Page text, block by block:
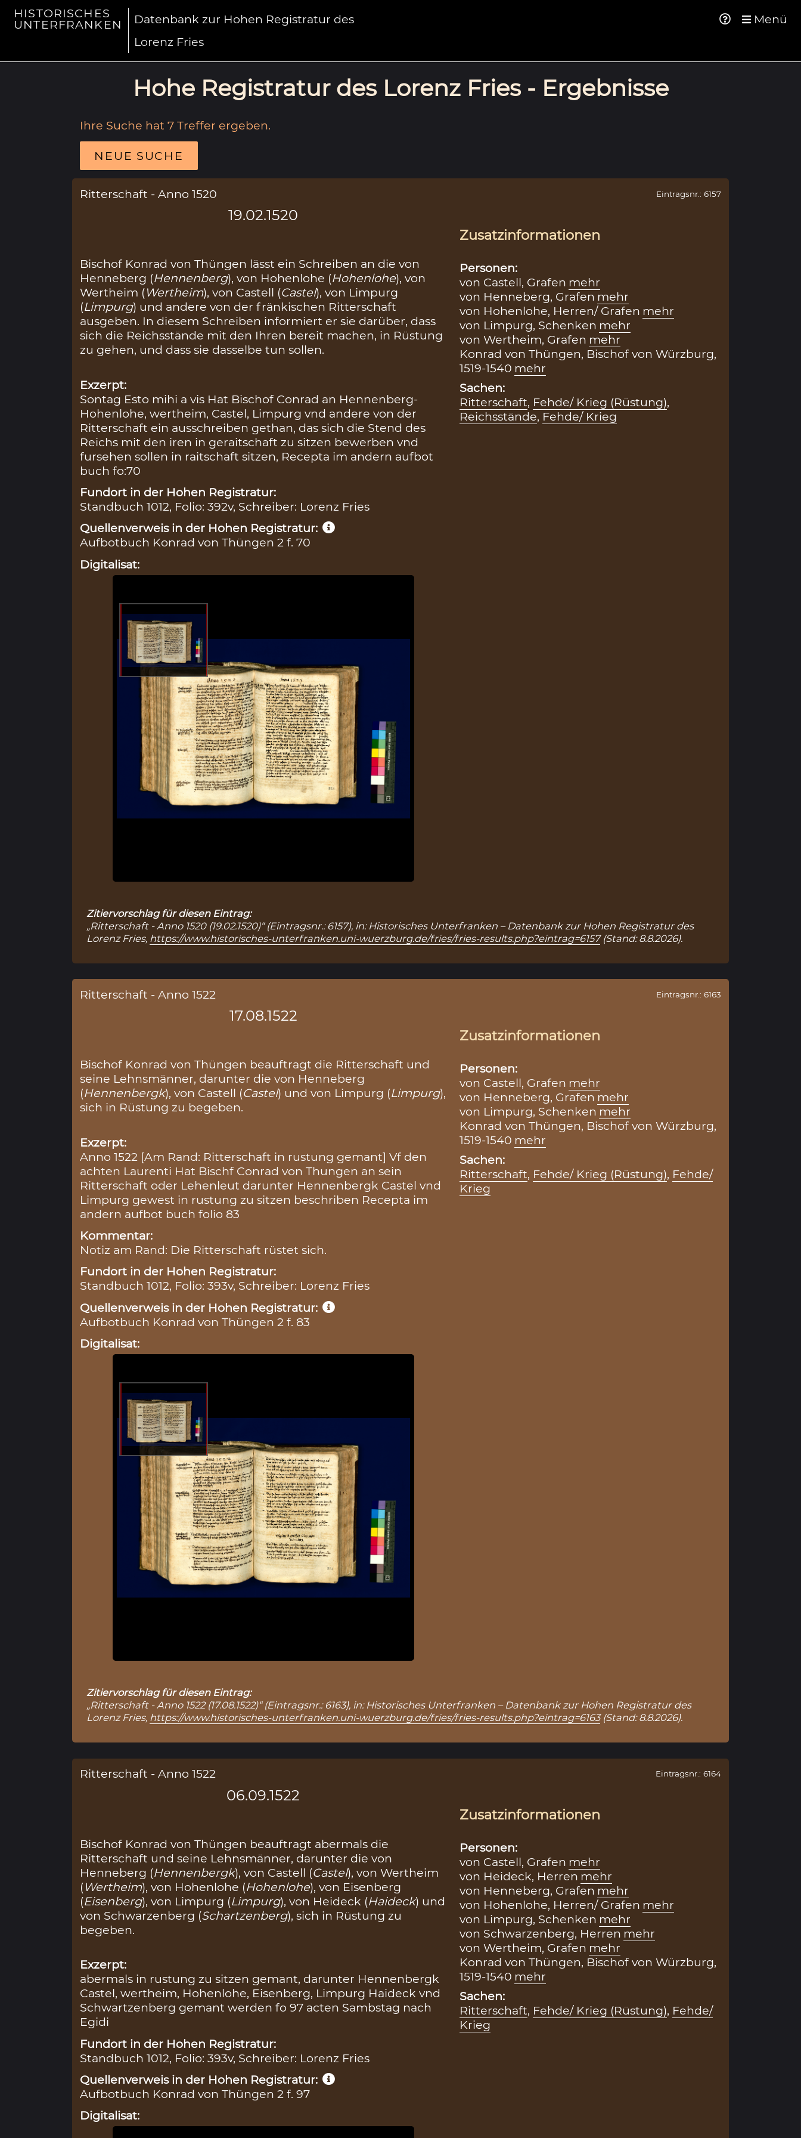
HISTORISCHES
UNTERFRANKEN
Datenbank zur Hohen Registratur des
Lorenz Fries
Menü
Hohe Registratur des Lorenz Fries - Ergebnisse
Ihre Suche hat 7 Treffer ergeben.
NEUE SUCHE
Ritterschaft - Anno 1520
19.02.1520
Bischof Konrad von Thüngen lässt ein Schreiben an die von
Henneberg (Hennenberg), von Hohenlohe (Hohenlohe), von
Wertheim (Wertheim), von Castell (Castel), von Limpurg
(Limpurg) und andere von der fränkischen Ritterschaft
ausgeben. In diesem Schreiben informiert er sie darüber, dass
sich die Reichsstände mit den Ihren bereit machen, in Rüstung
zu gehen, und dass sie dasselbe tun sollen.
Exzerpt:
Sontag Esto mihi a vis Hat Bischof Conrad an Hennenberg-
Hohenlohe, wertheim, Castel, Limpurg vnd andere von der
Ritterschaft ein ausschreiben gethan, das sich die Stend des
Reichs mit den iren in geraitschaft zu sitzen bewerben vnd
fursehen sollen in raitschaft sitzen, Recepta im andern aufbot
buch fo:70
Fundort in der Hohen Registratur:
Standbuch 1012, Folio: 392v, Schreiber: Lorenz Fries
Quellenverweis in der Hohen Registratur:
Aufbotbuch Konrad von Thüngen 2 f. 70
Digitalisat:
Eintragsnr.: 6157
Zusatzinformationen
Personen:
von Castell, Grafen mehr
von Henneberg, Grafen mehr
von Hohenlohe, Herren/ Grafen mehr
von Limpurg, Schenken mehr
von Wertheim, Grafen mehr
Konrad von Thüngen, Bischof von Würzburg,
1519-1540 mehr
Sachen:
Ritterschaft, Fehde/ Krieg (Rüstung),
Reichsstände, Fehde/ Krieg
Zitiervorschlag für diesen Eintrag:
„Ritterschaft - Anno 1520 (19.02.1520)“ (Eintragsnr.: 6157), in: Historisches Unterfranken – Datenbank zur Hohen Registratur des
Lorenz Fries, https://www.historisches-unterfranken.uni-wuerzburg.de/fries/fries-results.php?eintrag=6157(Stand: 8.8.2026).
Ritterschaft - Anno 1522
17.08.1522
Bischof Konrad von Thüngen beauftragt die Ritterschaft und
seine Lehnsmänner, darunter die von Henneberg
(Hennenbergk), von Castell (Castel) und von Limpurg (Limpurg),
sich in Rüstung zu begeben.
Exzerpt:
Anno 1522 [Am Rand: Ritterschaft in rustung gemant] Vf den
achten Laurenti Hat Bischf Conrad von Thungen an sein
Ritterschaft oder Lehenleut darunter Hennenbergk Castel vnd
Limpurg gewest in rustung zu sitzen beschriben Recepta im
andern aufbot buch folio 83
Kommentar:
Notiz am Rand: Die Ritterschaft rüstet sich.
Fundort in der Hohen Registratur:
Standbuch 1012, Folio: 393v, Schreiber: Lorenz Fries
Quellenverweis in der Hohen Registratur:
Aufbotbuch Konrad von Thüngen 2 f. 83
Digitalisat:
Eintragsnr.: 6163
Zusatzinformationen
Personen:
von Castell, Grafen mehr
von Henneberg, Grafen mehr
von Limpurg, Schenken mehr
Konrad von Thüngen, Bischof von Würzburg,
1519-1540 mehr
Sachen:
Ritterschaft, Fehde/ Krieg (Rüstung), Fehde/
Krieg
Zitiervorschlag für diesen Eintrag:
„Ritterschaft - Anno 1522 (17.08.1522)“ (Eintragsnr.: 6163), in: Historisches Unterfranken – Datenbank zur Hohen Registratur des
Lorenz Fries, https://www.historisches-unterfranken.uni-wuerzburg.de/fries/fries-results.php?eintrag=6163(Stand: 8.8.2026).
Ritterschaft - Anno 1522
06.09.1522
Bischof Konrad von Thüngen beauftragt abermals die
Ritterschaft und seine Lehnsmänner, darunter die von
Henneberg (Hennenbergk), von Castell (Castel), von Wertheim
(Wertheim), von Hohenlohe (Hohenlohe), von Eisenberg
(Eisenberg), von Limpurg (Limpurg), von Heideck (Haideck) und
von Schwarzenberg (Schartzenberg), sich in Rüstung zu
begeben.
Exzerpt:
abermals in rustung zu sitzen gemant, darunter Hennenbergk
Castel, wertheim, Hohenlohe, Eisenberg, Limpurg Haideck vnd
Schwartzenberg gemant werden fo 97 acten Sambstag nach
Egidi
Fundort in der Hohen Registratur:
Standbuch 1012, Folio: 393v, Schreiber: Lorenz Fries
Quellenverweis in der Hohen Registratur:
Aufbotbuch Konrad von Thüngen 2 f. 97
Digitalisat:
Eintragsnr.: 6164
Zusatzinformationen
Personen:
von Castell, Grafen mehr
von Heideck, Herren mehr
von Henneberg, Grafen mehr
von Hohenlohe, Herren/ Grafen mehr
von Limpurg, Schenken mehr
von Schwarzenberg, Herren mehr
von Wertheim, Grafen mehr
Konrad von Thüngen, Bischof von Würzburg,
1519-1540 mehr
Sachen:
Ritterschaft, Fehde/ Krieg (Rüstung), Fehde/
Krieg